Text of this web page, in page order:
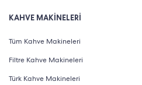
KAHVE MAKİNELERİ
Tüm Kahve Makineleri
Filtre Kahve Makineleri
Türk Kahve Makineleri